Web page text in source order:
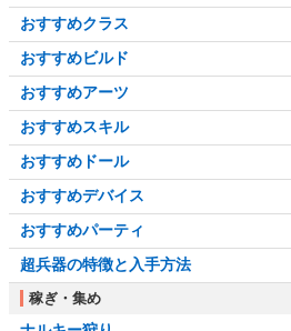
おすすめクラス
おすすめビルド
おすすめアーツ
おすすめスキル
おすすめドール
おすすめデバイス
おすすめパーティ
超兵器の特徴と入手方法
稼ぎ・集め